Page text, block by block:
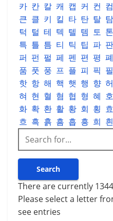
카 칸 칼 캐 캡 커 컨 컴
큰 클 키 킬 타 탄 탈 탐
턱 털 테 텍 텔 템 토 톤
특 틀 틈 티 틱 팁 파 판
퍼 펀 펄 페 펜 편 평 폐
품 풋 풍 프 플 피 픽 필
핫 항 해 핵 햇 행 향 허
혀 현 혈 혐 협 형 혜 호
화 확 환 활 황 회 횡 효
흐 흑 흙 흠 흡 흥 희 흰
There are currently
Please select a letter
see entries